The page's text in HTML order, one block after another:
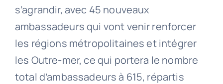
s’agrandir, avec 45 nouveaux
ambassadeurs qui vont venir renforcer
les régions métropolitaines et intégrer
les Outre-mer, ce qui portera le nombre
total d’ambassadeurs à 615, répartis